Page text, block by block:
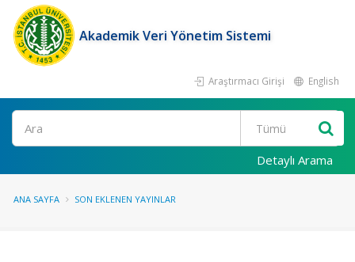
Akademik Veri Yönetim Sistemi
Araştırmacı Girişi English
Ara
Detaylı Arama
ANA SAYFA SON EKLENEN YAYINLAR